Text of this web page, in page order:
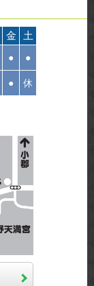
金 土
● ●
● 休